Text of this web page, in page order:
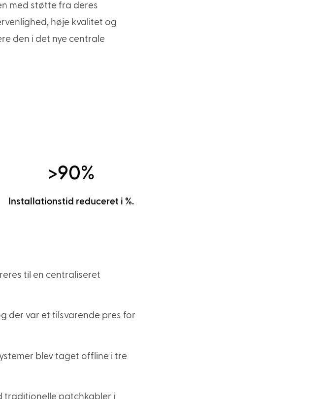
med støtte fra deres
høje kvalitet og
den i det nye centrale
>90%
Installationstid reduceret i %.
til en centraliseret
der var et tilsvarende pres for
blev taget offline i tre
traditionelle patchkabler i